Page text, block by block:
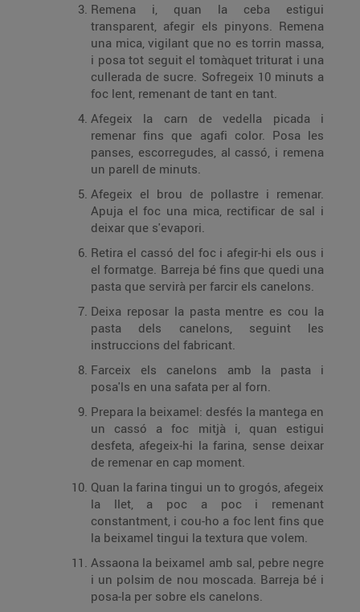
Remena i, quan la ceba estigui
transparent, afegir els pinyons. Remena
una mica, vigilant que no es torrin massa,
i posa tot seguit el tomàquet triturat i una
cullerada de sucre. Sofregeix 10 minuts a
foc lent, remenant de tant en tant.
Afegeix la carn de vedella picada i
remenar fins que agafi color. Posa les
panses, escorregudes, al cassó, i remena
un parell de minuts.
Afegeix el brou de pollastre i remenar.
Apuja el foc una mica, rectificar de sal i
deixar que s'evapori.
Retira el cassó del foc i afegir-hi els ous i
el formatge. Barreja bé fins que quedi una
pasta que servirà per farcir els canelons.
Deixa reposar la pasta mentre es cou la
pasta dels canelons, seguint les
instruccions del fabricant.
Farceix els canelons amb la pasta i
posa'ls en una safata per al forn.
Prepara la beixamel: desfés la mantega en
un cassó a foc mitjà i, quan estigui
desfeta, afegeix-hi la farina, sense deixar
de remenar en cap moment.
Quan la farina tingui un to grogós, afegeix
la llet, a poc a poc i remenant
constantment, i cou-ho a foc lent fins que
la beixamel tingui la textura que volem.
Assaona la beixamel amb sal, pebre negre
i un polsim de nou moscada. Barreja bé i
posa-la per sobre els canelons.